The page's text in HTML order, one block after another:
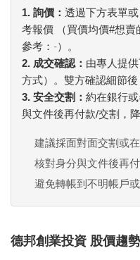
1. 詢價： 透過下方表單
考報價 （買價均價#想賣
參考： -）。
2. 成交確認： 由專人提
方式）。雙方確認細節後
3. 安全交割： 約在銀行
與文件後再付款/交割，
建議採面對面交割或
核對身分與文件後再
避免轉帳到不明帳戶
德邦創業投資 股價趨